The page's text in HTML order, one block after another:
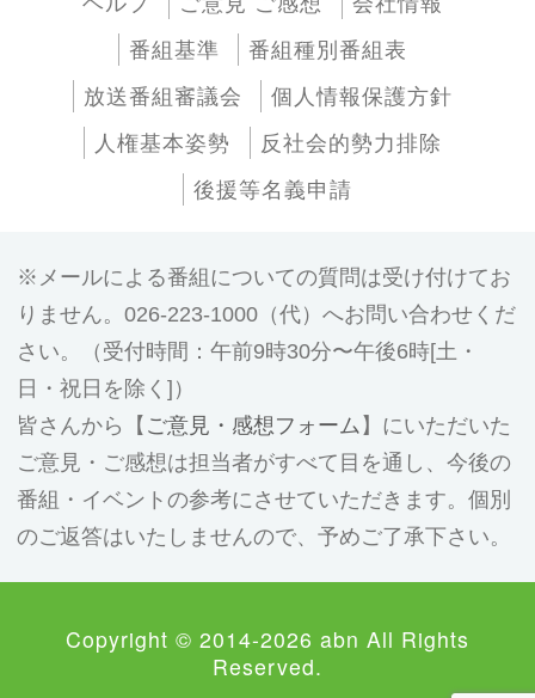
番組基準
番組種別番組表
放送番組審議会
個人情報保護方針
人権基本姿勢
反社会的勢力排除
後援等名義申請
メールによる番組についての質問は受け付けてお
りません。026-223-1000（代）へお問い合わせくだ
さい。（受付時間：午前9時30分〜午後6時[土・
日・祝日を除く]）
皆さんから【 ご意見・感想フォーム 】にいただいた
ご意見・ご感想は担当者がすべて目を通し、今後の
番組・イベントの参考にさせていただきます。個別
のご返答はいたしませんので、予めご了承下さい。
Copyright © 2014-2026 abn All Rights
Reserved.